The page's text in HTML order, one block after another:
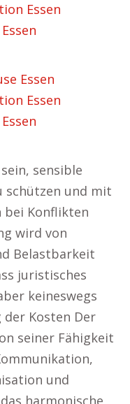
Essen
Essen
Essen
sensible
schützen und mit
bei Konflikten
wird von
Belastbarkeit
juristisches
keineswegs
der Kosten Der
seiner Fähigkeit
und
harmonische